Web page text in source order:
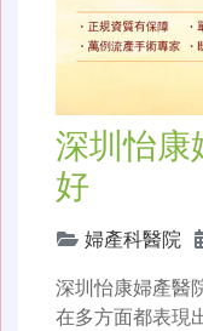
深圳怡康
好
婦產科醫院
深圳怡康婦產醫
在多方面都表